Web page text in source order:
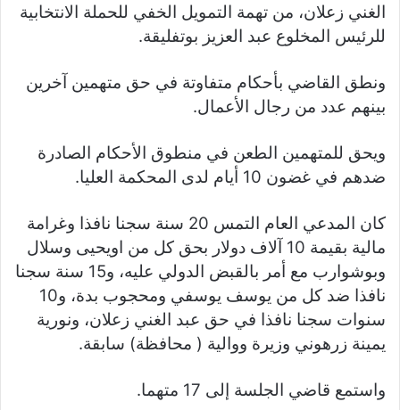
الغني زعلان، من تهمة التمويل الخفي للحملة الانتخابية
للرئيس المخلوع عبد العزيز بوتفليقة.
ونطق القاضي بأحكام متفاوتة في حق متهمين آخرين
بينهم عدد من رجال الأعمال.
ويحق للمتهمين الطعن في منطوق الأحكام الصادرة
ضدهم في غضون 10 أيام لدى المحكمة العليا.
كان المدعي العام التمس 20 سنة سجنا نافذا وغرامة
مالية بقيمة 10 آلاف دولار بحق كل من اويحيى وسلال
وبوشوارب مع أمر بالقبض الدولي عليه، و15 سنة سجنا
نافذا ضد كل من يوسف يوسفي ومحجوب بدة، و10
سنوات سجنا نافذا في حق عبد الغني زعلان، ونورية
يمينة زرهوني وزيرة ووالية ( محافظة) سابقة.
واستمع قاضي الجلسة إلى 17 متهما.